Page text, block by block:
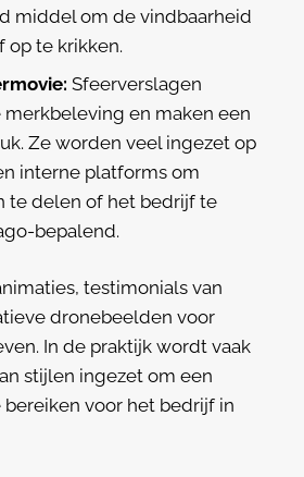
middel om de vindbaarheid
op te krikken.
Sfeerverslagen
en maken een
Ze worden veel ingezet op
interne platforms om
te delen of het bedrijf te
bepalend.
testimonials van
dronebeelden voor
In de praktijk wordt vaak
stijlen ingezet om een
voor het bedrijf in